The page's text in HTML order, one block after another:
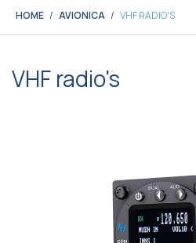
HOME AVIONICA VHF RADIO'S
VHF radio's